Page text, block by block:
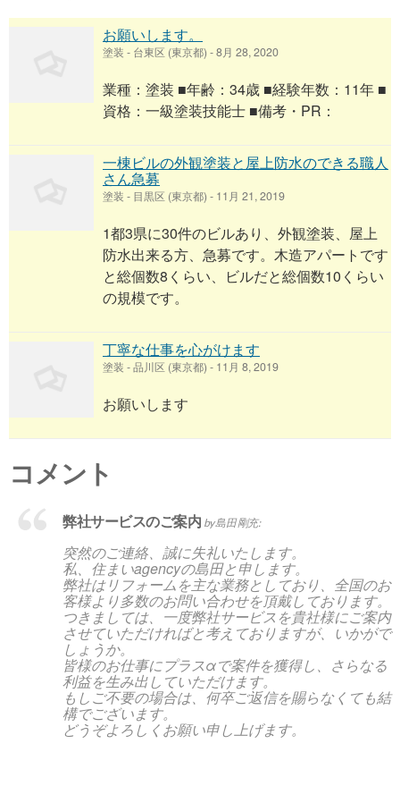
お願いします。
塗装 - 台東区 (東京都) -8月 28, 2020
業種：塗装 ■年齢：34歳 ■経験年数：11年 ■
資格：一級塗装技能士 ■備考・PR：
一棟ビルの外観塗装と屋上防水のできる職人
さん急募
塗装 - 目黒区 (東京都) - 11月 21, 2019
1都3県に30件のビルあり、外観塗装、屋上
防水出来る方、急募です。木造アパートです
と総個数8くらい、ビルだと総個数10くらい
の規模です。
丁寧な仕事を心がけます
塗装 -品川区 (東京都) - 11月 8, 2019
お願いします
コメント
弊社サービスのご案内 by 島田 剛充:
突然のご連絡、誠に失礼いたします。
私、住まいagencyの島田と申します。
弊社はリフォームを主な業務としており、全国のお
客様より多数のお問い合わせを頂戴しております。
つきましては、一度弊社サービスを貴社様にご案内
させていただければと考えておりますが、いかがで
しょうか。
皆様のお仕事にプラスαで案件を獲得し、さらなる
利益を生み出していただけます。
もしご不要の場合は、何卒ご返信を賜らなくても結
構でございます。
どうぞよろしくお願い申し上げます。